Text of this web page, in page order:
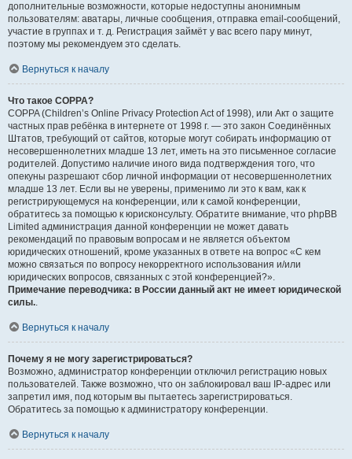
дополнительные возможности, которые недоступны анонимным
пользователям: аватары, личные сообщения, отправка email-сообщений,
участие в группах и т. д. Регистрация займёт у вас всего пару минут,
поэтому мы рекомендуем это сделать.
Вернуться к началу
Что такое COPPA?
COPPA (Children’s Online Privacy Protection Act of 1998), или Акт о защите
частных прав ребёнка в интернете от 1998 г. — это закон Соединённых
Штатов, требующий от сайтов, которые могут собирать информацию от
несовершеннолетних младше 13 лет, иметь на это письменное согласие
родителей. Допустимо наличие иного вида подтверждения того, что
опекуны разрешают сбор личной информации от несовершеннолетних
младше 13 лет. Если вы не уверены, применимо ли это к вам, как к
регистрирующемуся на конференции, или к самой конференции,
обратитесь за помощью к юрисконсульту. Обратите внимание, что phpBB
Limited администрация данной конференции не может давать
рекомендаций по правовым вопросам и не является объектом
юридических отношений, кроме указанных в ответе на вопрос «С кем
можно связаться по вопросу некорректного использования и/или
юридических вопросов, связанных с этой конференцией?».
Примечание переводчика: в России данный акт не имеет юридической
силы..
Вернуться к началу
Почему я не могу зарегистрироваться?
Возможно, администратор конференции отключил регистрацию новых
пользователей. Также возможно, что он заблокировал ваш IP-адрес или
запретил имя, под которым вы пытаетесь зарегистрироваться.
Обратитесь за помощью к администратору конференции.
Вернуться к началу